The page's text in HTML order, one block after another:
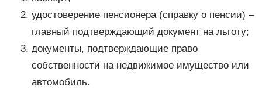
удостоверение пенсионера (справку о пенсии) –
главный подтверждающий документ на льготу;
документы, подтверждающие право
собственности на недвижимое имущество или
автомобиль.